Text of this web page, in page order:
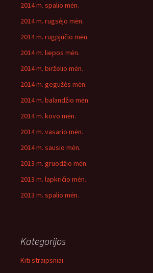
2014 m. spalio mėn.
2014 m. rugsėjo mėn.
2014 m. rugpjūčio mėn.
2014 m. liepos mėn.
2014 m. birželio mėn.
2014 m. gegužės mėn.
2014 m. balandžio mėn.
2014 m. kovo mėn.
2014 m. vasario mėn.
2014 m. sausio mėn.
2013 m. gruodžio mėn.
2013 m. lapkričio mėn.
2013 m. spalio mėn.
Kategorijos
Kiti straipsniai